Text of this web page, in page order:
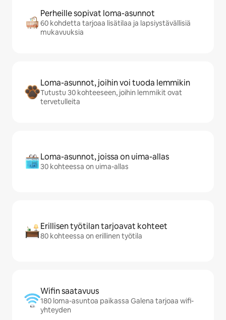
Perheille sopivat loma-asunnot
60 kohdetta tarjoaa lisätilaa ja lapsiystävällisiä
mukavuuksia
Loma-asunnot, joihin voi tuoda lemmikin
Tutustu 30 kohteeseen, joihin lemmikit ovat
tervetulleita
Loma-asunnot, joissa on uima-allas
30 kohteessa on uima-allas
Erillisen työtilan tarjoavat kohteet
80 kohteessa on erillinen työtila
Wifin saatavuus
180 loma-asuntoa paikassa Galena tarjoaa wifi-
yhteyden